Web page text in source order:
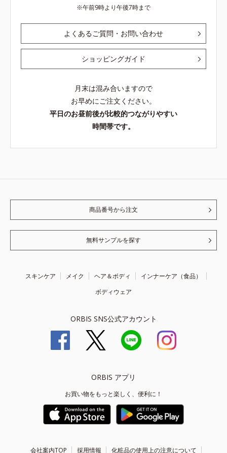
午前9時より午後7時まで
よくあるご質問・お問い合わせ
ショッピングガイド
月末は混み合いますので
お早めにご注文ください。
平日のお昼前後が比較的つながりやすい
時間帯です。
商品番号から注文
無料サンプルを探す
スキンケア メイク ヘア＆ボディ
インナーケア（食品）
ボディウェア
ORBIS SNS公式アカウント
ORBIS アプリ
お買い物をもっと楽しく、便利に！
会社案内TOP 採用情報 化粧品の使用上の注意について